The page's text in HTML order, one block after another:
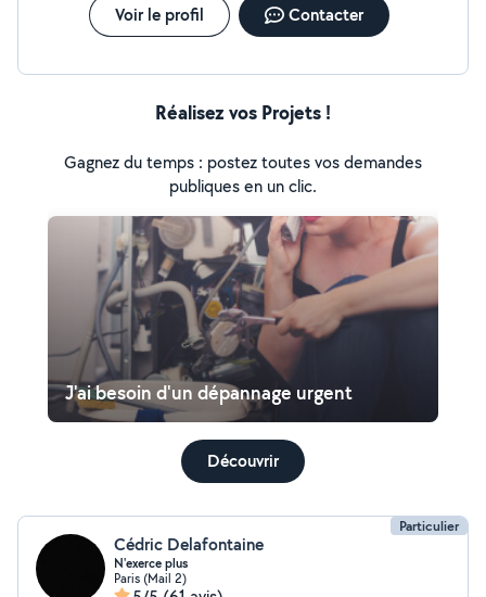
Voir le profil Contacter
Réalisez vos Projets !
Gagnez du temps : postez toutes vos demandes
publiques en un clic.
J'ai besoin d'un dépannage urgent
Découvrir
Particulier
Cédric Delafontaine
N'exerce plus
Paris (Mail 2)